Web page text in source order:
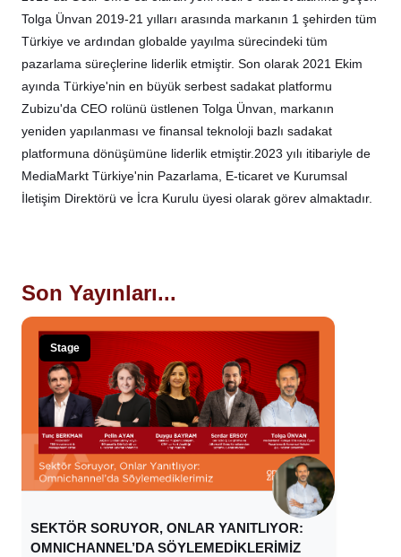
Tolga Ünvan 2019-21 yılları arasında markanın 1 şehirden tüm
Türkiye ve ardından globalde yayılma sürecindeki tüm
pazarlama süreçlerine liderlik etmiştir. Son olarak 2021 Ekim
ayında Türkiye'nin en büyük serbest sadakat platformu
Zubizu'da CEO rolünü üstlenen Tolga Ünvan, markanın
yeniden yapılanması ve finansal teknoloji bazlı sadakat
platformuna dönüşümüne liderlik etmiştir.2023 yılı itibariyle de
MediaMarkt Türkiye'nin Pazarlama, E-ticaret ve Kurumsal
İletişim Direktörü ve İcra Kurulu üyesi olarak görev almaktadır.
Son Yayınları...
Stage
SEKTÖR SORUYOR, ONLAR YANITLIYOR:
OMNICHANNEL’DA SÖYLEMEDİKLERİMİZ